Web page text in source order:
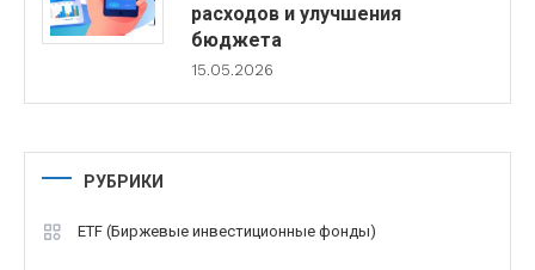
расходов и улучшения
бюджета
15.05.2026
РУБРИКИ
ETF (Биржевые инвестиционные фонды)